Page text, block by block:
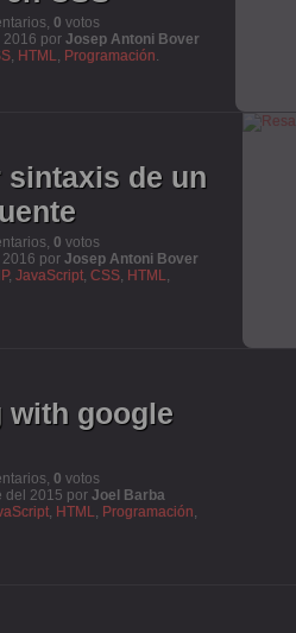
0 votos
2016 por Josep Antoni Bover
, HTML, Programación.
sintaxis de un
0 votos
por Josep Antoni Bover
, JavaScript, CSS, HTML,
with google
0 votos
del 2015 por Joel Barba
, HTML, Programación,